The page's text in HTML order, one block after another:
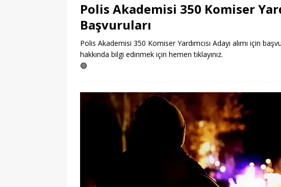
Polis Akademisi 350 Komiser
Başvuruları
Polis Akademisi 350 Komiser Yardımcısı Adayı alımı için
hakkında bilgi edinmek için hemen tıklayınız.
🟢